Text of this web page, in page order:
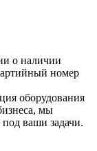
о наличии
номер
оборудования
мы
ваши задачи.